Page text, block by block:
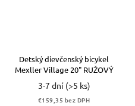
Detský dievčenský bicykel
Mexller Village 20" RUŽOVÝ
3-7 dní (>5 ks)
€159,35 bez DPH